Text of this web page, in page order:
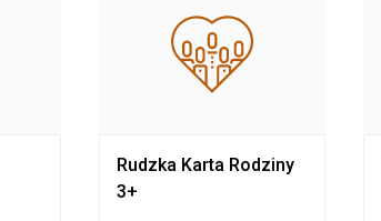
Rudzka Karta Rodziny
3+